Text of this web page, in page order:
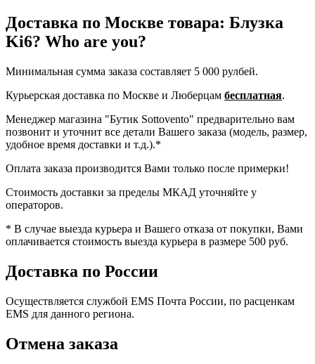
Доставка по Москве товара: Блузка
Ki6? Who are you?
Минимальная сумма заказа составляет 5 000 рулбей.
Курьерская доставка по Москве и Люберцам бесплатная.
Менеджер магазина "Бутик Sottovento" предварительно вам
позвонит и уточнит все детали Вашего заказа (модель, размер,
удобное время доставки и т.д.).*
Оплата заказа производится Вами только после примерки!
Стоимость доставки за пределы МКАД уточняйте у
операторов.
* В случае выезда курьера и Вашего отказа от покупки, Вами
оплачивается стоимость выезда курьера в размере 500 руб.
Доставка по России
Осуществляется службой EMS Почта России, по расценкам
EMS для данного региона.
Отмена заказа